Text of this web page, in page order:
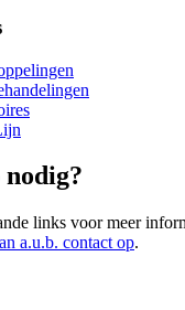
links voor meer
a.u.b. contact op.